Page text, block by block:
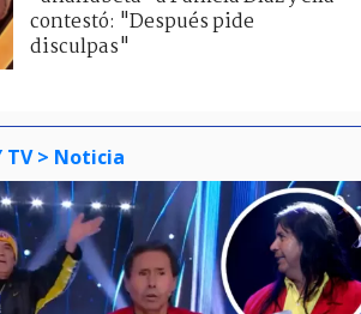
contestó: "Después pide
disculpas"
TV > Noticia